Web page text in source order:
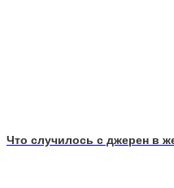
Что случилось с джерен в